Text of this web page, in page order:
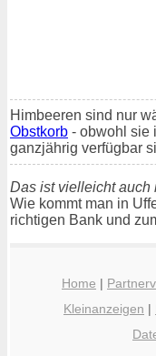
Himbeeren sind nur
Obstkorb - obwohl sie
ganzjährig verfügbar
Das ist vielleicht auch
Wie kommt man in
richtigen Bank und
Home |
Kleinanzeigen |